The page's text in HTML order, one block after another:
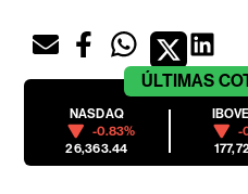
ÚLTIMAS
NASDAQ
-0.83%
26,363.44
-